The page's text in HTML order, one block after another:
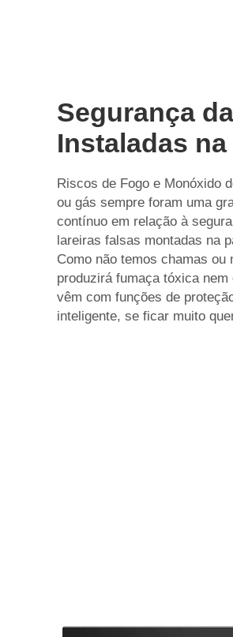
Segurança
Instaladas na
Riscos de Fogo e Monóxido
ou gás sempre foram uma
contínuo em relação à
lareiras falsas montadas na
Como não temos chamas
produzirá fumaça tóxica
vêm com funções de
inteligente, se ficar muito